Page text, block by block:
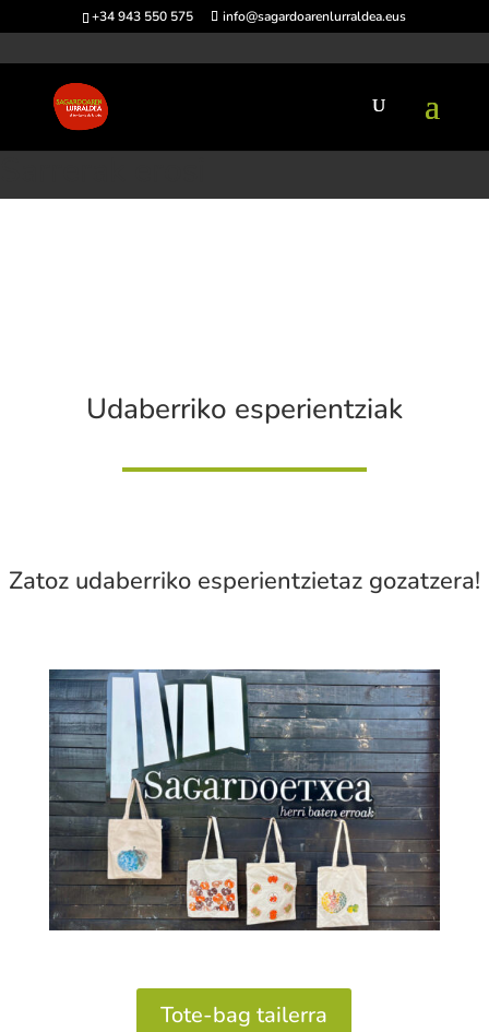
+34 943 550 575 info@sagardoarenlurraldea.eus
Udaberriko esperientziak
Zatoz udaberriko esperientzietaz gozatzera!
Tote-bag tailerra